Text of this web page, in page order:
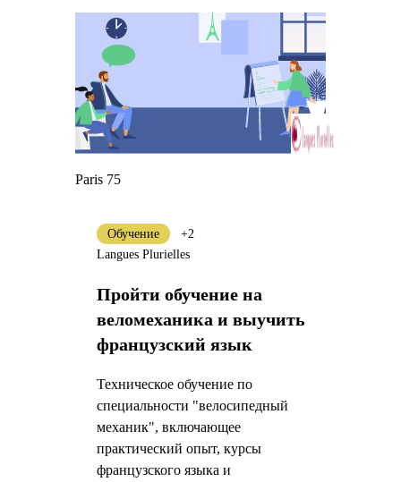
Paris 75
Пройти обучение на
веломеханика и выучить
французский язык
Техническое обучение по
специальности "велосипедный
механик", включающее
практический опыт, курсы
французского языка и
Обучение
+2
Langues Plurielles